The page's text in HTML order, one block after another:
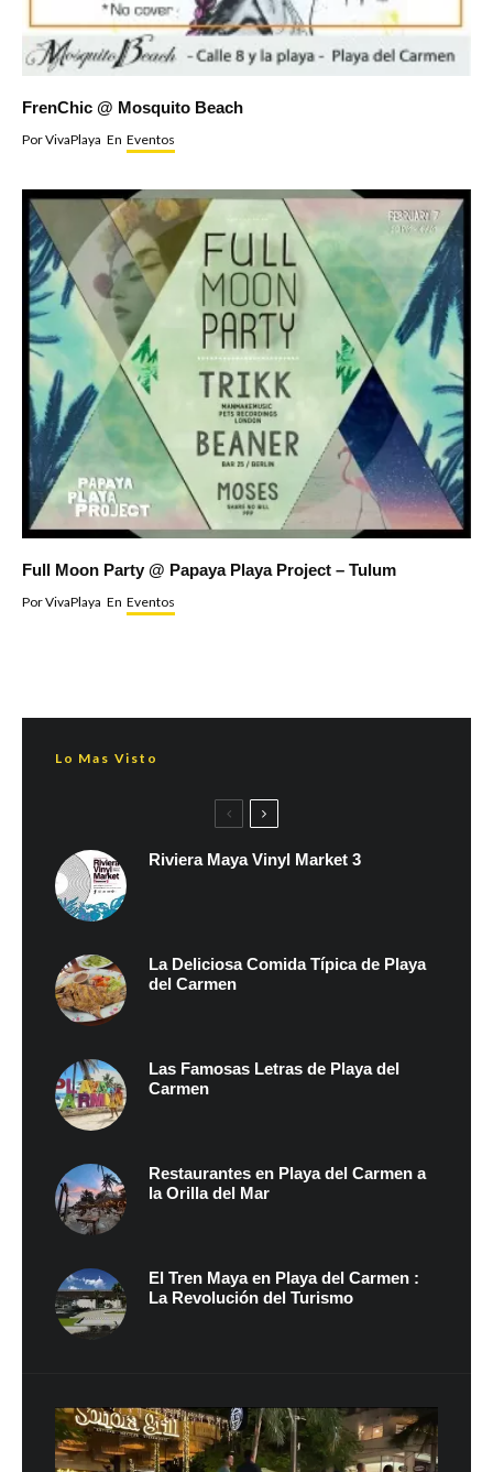
FrenChic @ Mosquito Beach
PorVivaPlaya En Eventos
Full Moon Party @ Papaya Playa Project – Tulum
PorVivaPlaya En Eventos
Lo Mas Visto
Riviera Maya Vinyl Market 3
La Deliciosa Comida Típica de Playa
del Carmen
Las Famosas Letras de Playa del
Carmen
Restaurantes en Playa del Carmen a
la Orilla del Mar
El Tren Maya en Playa del Carmen :
La Revolución del Turismo